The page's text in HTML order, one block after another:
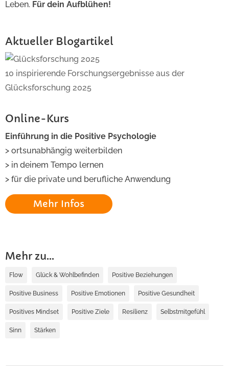
Leben. Für dein Aufblühen!
Aktueller Blogartikel
10 inspirierende Forschungsergebnisse aus der
Glücksforschung 2025
Online-Kurs
Einführung in die Positive Psychologie
> ortsunabhängig weiterbilden
> in deinem Tempo lernen
> für die private und berufliche Anwendung
Mehr Infos
Mehr zu...
Flow Glück & Wohlbefinden Positive Beziehungen
Positive Business Positive Emotionen Positive Gesundheit
Positives Mindset Positive Ziele Resilienz Selbstmitgefühl
Sinn Stärken